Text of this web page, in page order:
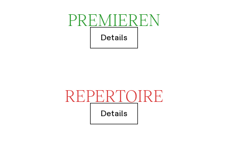
PREMIEREN
Details
REPERTOIRE
Details